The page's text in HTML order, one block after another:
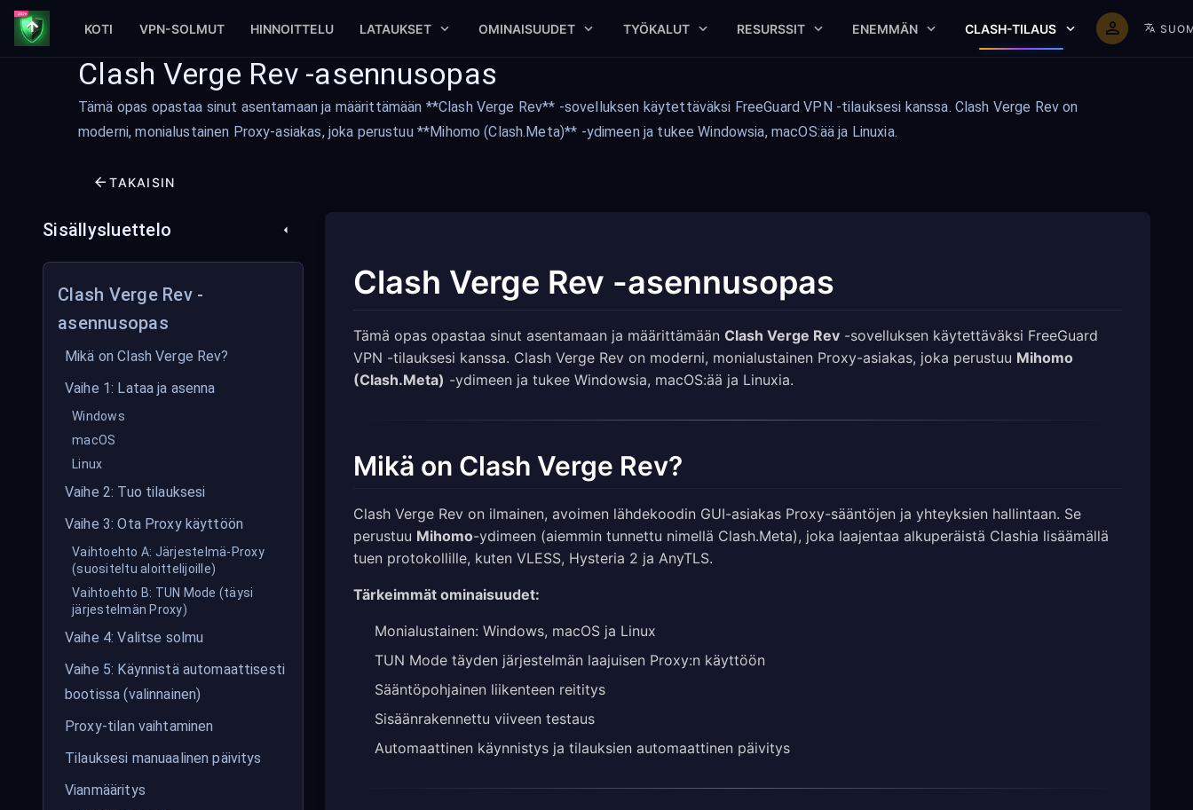
KOTI VPN-SOLMUT HINNOITTELU LATAUKSET OMINAISUUDET TYÖKALUT RESURSSIT ENEMMÄN CLASH-TILAUS
Clash Verge Rev -asennusopas
Tämä opas opastaa sinut asentamaan ja määrittämään **Clash Verge Rev** -sovelluksen käytettäväksi FreeGuard VPN -tilauksesi kanssa. Clash Verge Rev on
moderni, monialustainen Proxy-asiakas, joka perustuu **Mihomo (Clash.Meta)** -ydimeen ja tukee Windowsia, macOS:ää ja Linuxia.
TAKAISIN
Sisällysluettelo
Clash Verge Rev -
asennusopas
Mikä on Clash Verge Rev?
Vaihe 1: Lataa ja asenna
Windows
macOS
Linux
Vaihe 2: Tuo tilauksesi
Vaihe 3: Ota Proxy käyttöön
Vaihtoehto A: Järjestelmä-Proxy
(suositeltu aloittelijoille)
Vaihtoehto B: TUN Mode (täysi
järjestelmän Proxy)
Vaihe 4: Valitse solmu
Vaihe 5: Käynnistä automaattisesti
bootissa (valinnainen)
Proxy-tilan vaihtaminen
Tilauksesi manuaalinen päivitys
Vianmääritys
Clash Verge Rev -asennusopas
Tämä opas opastaa sinut asentamaan ja määrittämään Clash Verge Rev -sovelluksen käytettäväksi FreeGuard
VPN -tilauksesi kanssa. Clash Verge Rev on moderni, monialustainen Proxy-asiakas, joka perustuu Mihomo
(Clash.Meta) -ydimeen ja tukee Windowsia, macOS:ää ja Linuxia.
Mikä on Clash Verge Rev?
Clash Verge Rev on ilmainen, avoimen lähdekoodin GUI-asiakas Proxy-sääntöjen ja yhteyksien hallintaan. Se
perustuu Mihomo-ydimeen (aiemmin tunnettu nimellä Clash.Meta), joka laajentaa alkuperäistä Clashia lisäämällä
tuen protokollille, kuten VLESS, Hysteria 2 ja AnyTLS.
Tärkeimmät ominaisuudet:
Monialustainen: Windows, macOS ja Linux
TUN Mode täyden järjestelmän laajuisen Proxy:n käyttöön
Sääntöpohjainen liikenteen reititys
Sisäänrakennettu viiveen testaus
Automaattinen käynnistys ja tilauksien automaattinen päivitys